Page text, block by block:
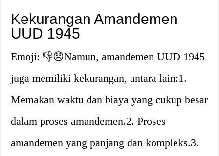
Kekurangan Amandemen
UUD 1945
Emoji: 👎😞Namun, amandemen UUD 1945
juga memiliki kekurangan, antara lain:1.
Memakan waktu dan biaya yang cukup besar
dalam proses amandemen.2. Proses
amandemen yang panjang dan kompleks.3.